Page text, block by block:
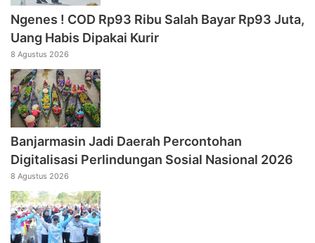
Ngenes ! COD Rp93 Ribu Salah Bayar Rp93 Juta,
Uang Habis Dipakai Kurir
8 Agustus 2026
Banjarmasin Jadi Daerah Percontohan
Digitalisasi Perlindungan Sosial Nasional 2026
8 Agustus 2026